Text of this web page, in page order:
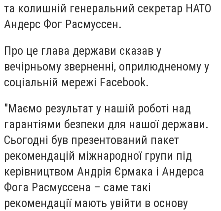
та колишній генеральний секретар НАТО
Андерс Фог Расмуссен.
Про це глава держави сказав у
вечірньому зверненні, оприлюдненому у
соціальній мережі Facebook.
"Маємо результат у нашій роботі над
гарантіями безпеки для нашої держави.
Сьогодні був презентований пакет
рекомендацій міжнародної групи під
керівництвом Андрія Єрмака і Андерса
Фога Расмуссена – саме такі
рекомендації мають увійти в основу